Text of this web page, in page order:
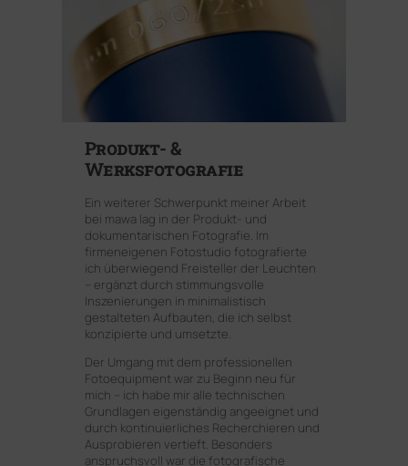
Produkt- &
Werksfotografie
Ein weiterer Schwerpunkt meiner Arbeit
bei mawa lag in der Produkt- und
dokumentarischen Fotografie. Im
firmeneigenen Fotostudio fotografierte
ich überwiegend Freisteller der Leuchten
– ergänzt durch stimmungsvolle
Inszenierungen in minimalistisch
gestalteten Aufbauten, die ich selbst
konzipierte und umsetzte.
Der Umgang mit dem professionellen
Fotoequipment war zu Beginn neu für
mich – ich habe mir alle technischen
Grundlagen eigenständig angeeignet und
durch kontinuierliches Recherchieren und
Ausprobieren vertieft. Besonders
anspruchsvoll war die fotografische